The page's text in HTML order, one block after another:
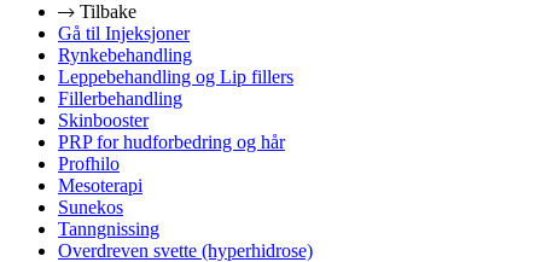
Tilbake
Gå til Injeksjoner
Rynkebehandling
Leppebehandling og Lip fillers
Fillerbehandling
Skinbooster
PRP for hudforbedring og hår
Profhilo
Mesoterapi
Sunekos
Tanngnissing
Overdreven svette (hyperhidrose)